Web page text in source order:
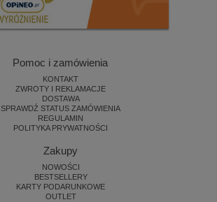
Pomoc i zamówienia
KONTAKT
ZWROTY I REKLAMACJE
DOSTAWA
SPRAWDŹ STATUS ZAMÓWIENIA
REGULAMIN
POLITYKA PRYWATNOŚCI
Zakupy
NOWOŚCI
BESTSELLERY
KARTY PODARUNKOWE
OUTLET